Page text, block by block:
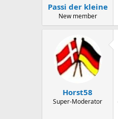
Passi der kleine
New member
Horst58
Super-Moderator